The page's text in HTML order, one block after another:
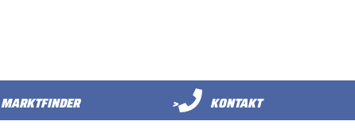
MARKTFINDER > KONTAKT